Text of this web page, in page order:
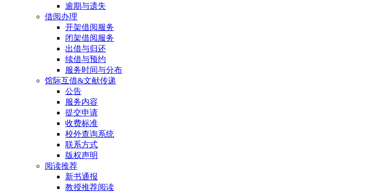
逾期与遗失
借阅办理
开架借阅服务
闭架借阅服务
出借与归还
续借与预约
服务时间与分布
馆际互借&文献传递
公告
服务内容
提交申请
收费标准
校外查询系统
联系方式
版权声明
阅读推荐
新书通报
教授推荐阅读